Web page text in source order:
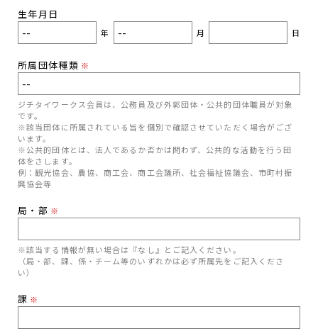
生年月日
年 月 日
所属団体種類 ※
ジチタイワークス会員は、公務員及び外郭団体・公共的団体職員が対象
です。
※該当団体に所属されている旨を個別で確認させていただく場合がござ
います。
※公共的団体とは、法人であるか否かは問わず、公共的な活動を行う団
体をさします。
例：観光協会、農協、商工会、商工会議所、社会福祉協議会、市町村振
興協会等
局・部 ※
※該当する情報が無い場合は『なし』とご記入ください。
（局・部、課、係・チーム等のいずれかは必ず所属先をご記入くださ
い）
課 ※